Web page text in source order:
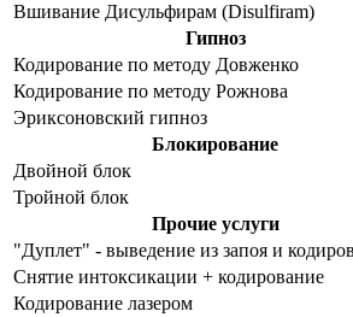
Вшивание Дисульфирам (Disulfiram)
Гипноз
Кодирование по методу Довженко
Кодирование по методу Рожнова
Эриксоновский гипноз
Блокирование
Двойной блок
Тройной блок
Прочие услуги
"Дуплет" - выведение из запоя и
Снятие интоксикации + кодирование
Кодирование лазером